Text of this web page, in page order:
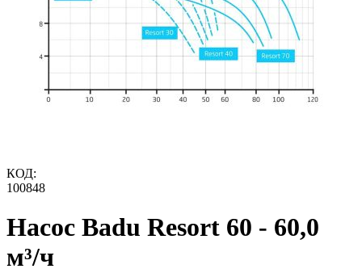
КОД:
100848
Насос Badu Resort 60 - 60,0
м³/ч